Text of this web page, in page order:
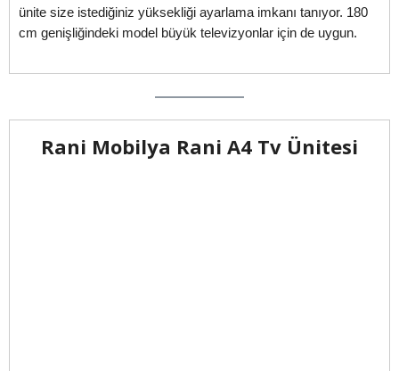
ünite size istediğiniz yüksekliği ayarlama imkanı tanıyor. 180
cm genişliğindeki model büyük televizyonlar için de uygun.
Rani Mobilya Rani A4 Tv Ünitesi